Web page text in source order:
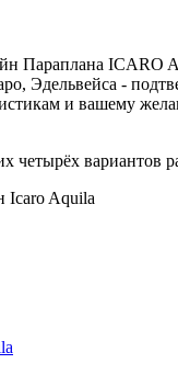
Параплана ICARO
Эдельвейса -
и вашему
четырёх вариантов